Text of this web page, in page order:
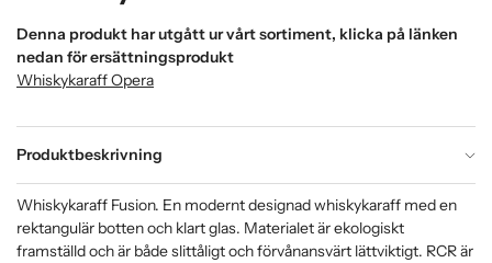
Denna produkt har utgått ur vårt sortiment, klicka på länken
nedan för ersättningsprodukt
Whiskykaraff Opera
Produktbeskrivning
Whiskykaraff Fusion. En modernt designad whiskykaraff med en
rektangulär botten och klart glas. Materialet är ekologiskt
framställd och är både slittåligt och förvånansvärt lättviktigt. RCR är